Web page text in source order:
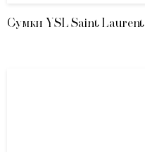
Сумки YSL Saint Laurent